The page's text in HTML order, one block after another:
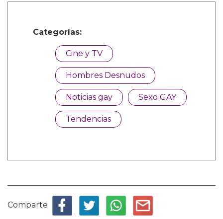
Categorías:
Cine y TV
Hombres Desnudos
Noticias gay Sexo GAY
Tendencias
Comparte